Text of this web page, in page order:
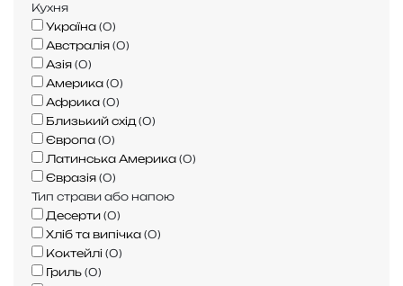
р
и
с
н
а
д
л
я
о
р
г
а
н
і
з
Кухня
Україна (0)
Австралія (0)
Азія (0)
Америка (0)
Африка (0)
Близький схід (0)
Європа (0)
Латинська Америка (0)
Євразія (0)
Тип страви або напою
Десерти (0)
Хліб та випічка (0)
Коктейлі (0)
Гриль (0)